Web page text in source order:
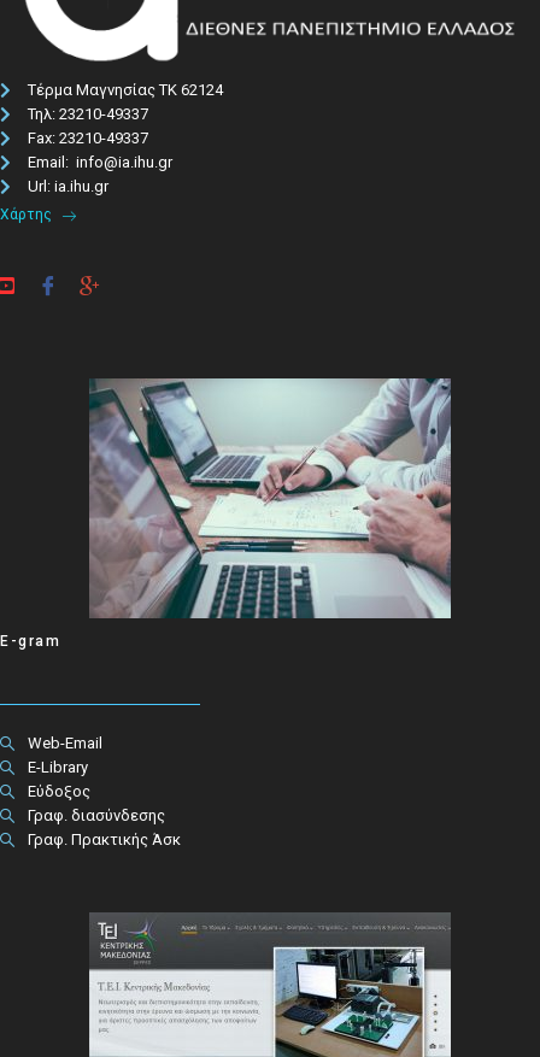
Τέρμα Μαγνησίας ΤΚ 62124
Τηλ: 23210-49337​
Fax: 23210-49337
Email: info@ia.ihu.gr
Url: ia.ihu.gr
Χάρτης
E-gram
Web-Email
E-Library
Εύδοξος
Γραφ. διασύνδεσης
Γραφ. Πρακτικής Άσκ